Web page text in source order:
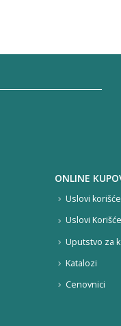
ONLINE
Uslovi
Uslovi
Uputstvo za
Katalozi
Cenovnici